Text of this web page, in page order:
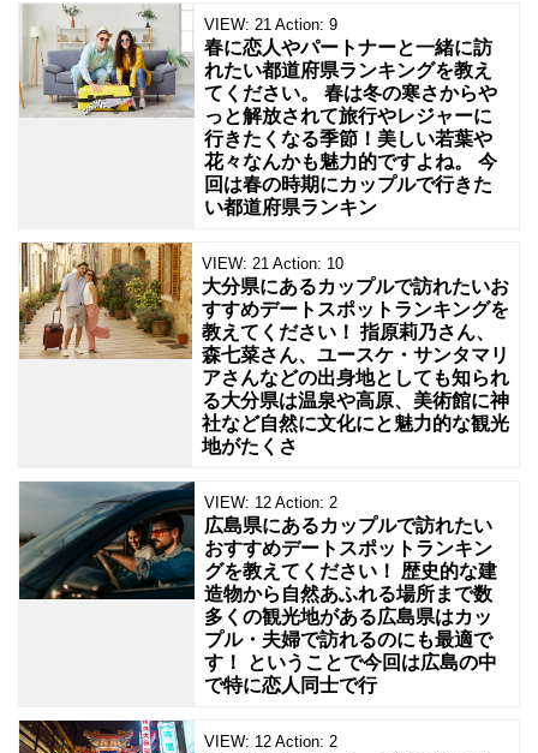
VIEW: 21 Action: 9
春に恋人やパートナーと一緒に訪
れたい都道府県ランキングを教え
てください。 春は冬の寒さからや
っと解放されて旅行やレジャーに
行きたくなる季節！美しい若葉や
花々なんかも魅力的ですよね。 今
回は春の時期にカップルで行きた
い都道府県ランキン
VIEW: 21 Action: 10
大分県にあるカップルで訪れたいお
すすめデートスポットランキングを
教えてください！ 指原莉乃さん、
森七菜さん、ユースケ・サンタマリ
アさんなどの出身地としても知られ
る大分県は温泉や高原、美術館に神
社など自然に文化にと魅力的な観光
地がたくさ
VIEW: 12 Action: 2
広島県にあるカップルで訪れたい
おすすめデートスポットランキン
グを教えてください！ 歴史的な建
造物から自然あふれる場所まで数
多くの観光地がある広島県はカッ
プル・夫婦で訪れるのにも最適で
す！ ということで今回は広島の中
で特に恋人同士で行
VIEW: 12 Action: 2